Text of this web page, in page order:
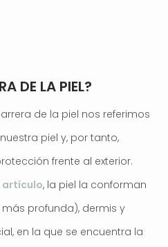
DE LA PIEL?
de la piel nos referimos
piel y, por tanto,
frente al exterior.
artículo, la piel la conforman
profunda), dermis y
en la que se encuentra la